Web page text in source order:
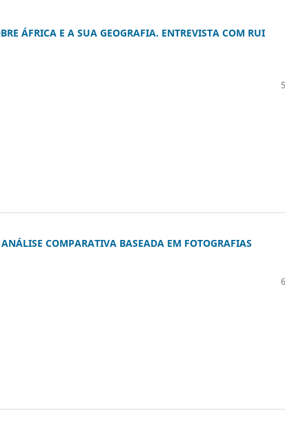
ÁFRICA E A SUA GEOGRAFIA. ENTREVISTA COM RUI
COMPARATIVA BASEADA EM FOTOGRAFIAS